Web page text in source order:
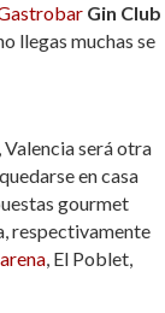
Gin Club
llegas muchas se
será otra
en casa
gourmet
respectivamente
, El Poblet,